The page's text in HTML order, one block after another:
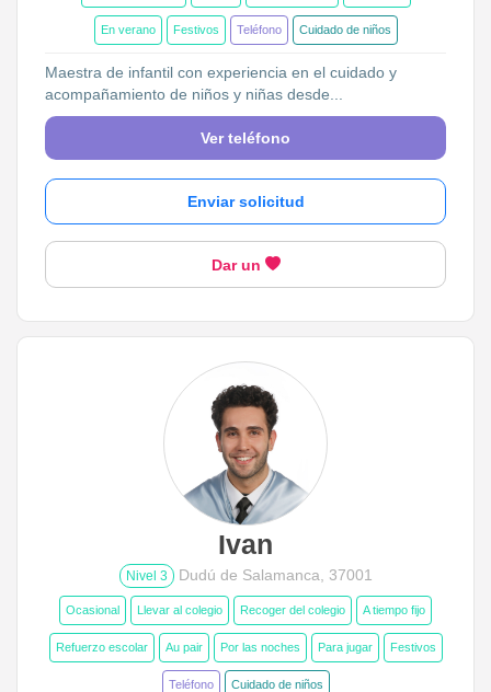
En verano Festivos Teléfono Cuidado de niños
Maestra de infantil con experiencia en el cuidado y
acompañamiento de niños y niñas desde...
Ver teléfono
Enviar solicitud
Dar un
Ivan
Nivel 3 Dudú de Salamanca, 37001
Ocasional Llevar al colegio Recoger del colegio A tiempo fijo
Refuerzo escolar Au pair Por las noches Para jugar Festivos
Teléfono Cuidado de niños